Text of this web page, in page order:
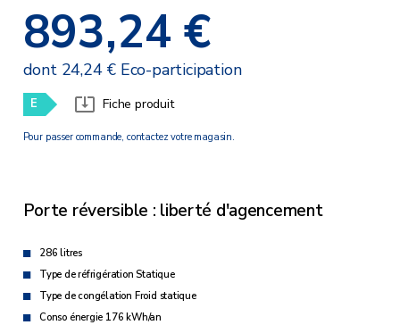
893,24 €
dont 24,24 € Eco-participation
E Fiche produit
Pour passer commande, contactez votre magasin.
Porte réversible : liberté d'agencement
286 litres
Type de réfrigération Statique
Type de congélation Froid statique
Conso énergie 176 kWh/an